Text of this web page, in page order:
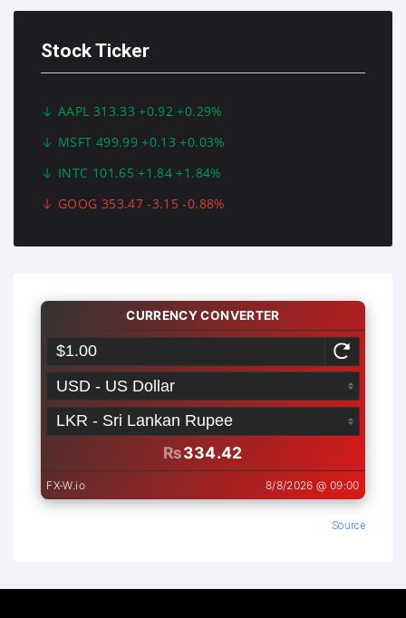
Stock Ticker
AAPL 313.33 +0.92 +0.29%
MSFT 499.99 +0.13 +0.03%
INTC 101.65 +1.84 +1.84%
GOOG 353.47 -3.15 -0.88%
Source